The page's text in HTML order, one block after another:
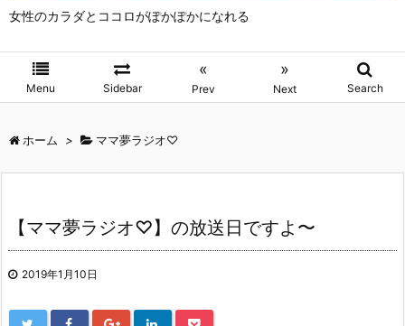
女性のカラダとココロがぽかぽかになれる
Menu Sidebar
«
Prev
»
Next Search
ホーム > ママ夢ラジオ♡
【ママ夢ラジオ♡】の放送日ですよ〜
2019年1月10日